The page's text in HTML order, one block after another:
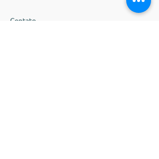
Contato